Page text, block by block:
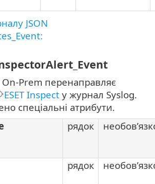
JSON
On-Prem перенаправляє
ESET Inspect у журнал Syslog.
спеціальні атрибути.
рядок
рядок